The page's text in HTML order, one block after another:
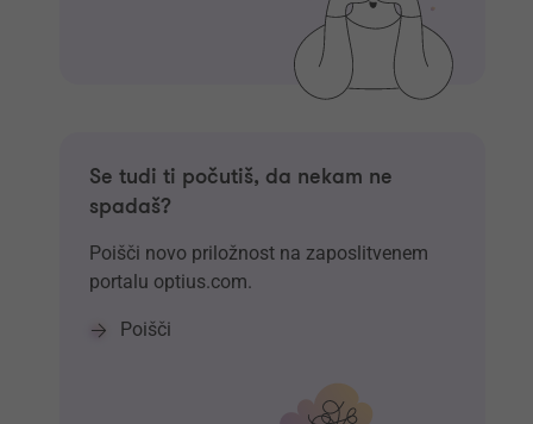
Se tudi ti počutiš, da nekam ne
spadaš?
Poišči novo priložnost na zaposlitvenem
portalu optius.com.
Poišči